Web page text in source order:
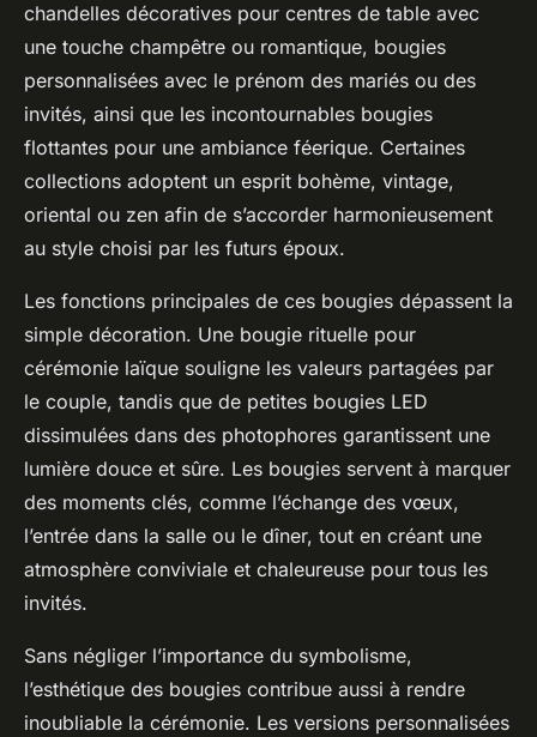
chandelles décoratives pour centres de table avec
une touche champêtre ou romantique, bougies
personnalisées avec le prénom des mariés ou des
invités, ainsi que les incontournables bougies
flottantes pour une ambiance féerique. Certaines
collections adoptent un esprit bohème, vintage,
oriental ou zen afin de s’accorder harmonieusement
au style choisi par les futurs époux.
Les fonctions principales de ces bougies dépassent la
simple décoration. Une bougie rituelle pour
cérémonie laïque souligne les valeurs partagées par
le couple, tandis que de petites bougies LED
dissimulées dans des photophores garantissent une
lumière douce et sûre. Les bougies servent à marquer
des moments clés, comme l’échange des vœux,
l’entrée dans la salle ou le dîner, tout en créant une
atmosphère conviviale et chaleureuse pour tous les
invités.
Sans négliger l’importance du symbolisme,
l’esthétique des bougies contribue aussi à rendre
inoubliable la cérémonie. Les versions personnalisées